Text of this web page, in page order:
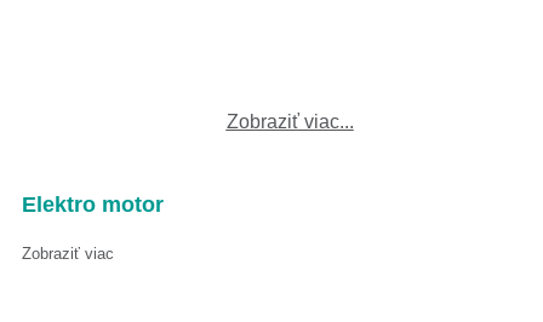
Zobraziť viac...
Elektro motor
Zobraziť viac